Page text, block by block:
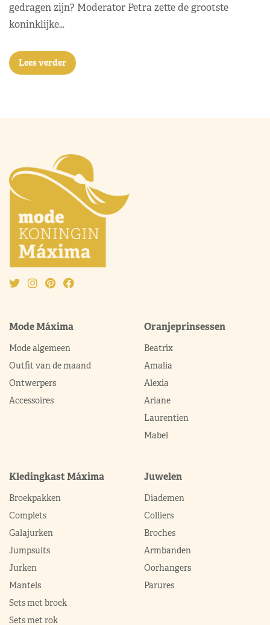
gedragen zijn? Moderator Petra zette de grootste
koninklijke…
Lees verder
Mode Máxima
Mode algemeen
Outfit van de maand
Ontwerpers
Accessoires
Oranjeprinsessen
Beatrix
Amalia
Alexia
Ariane
Laurentien
Mabel
Kledingkast Máxima
Broekpakken
Complets
Galajurken
Jumpsuits
Jurken
Mantels
Sets met broek
Sets met rok
Juwelen
Diademen
Colliers
Broches
Armbanden
Oorhangers
Parures